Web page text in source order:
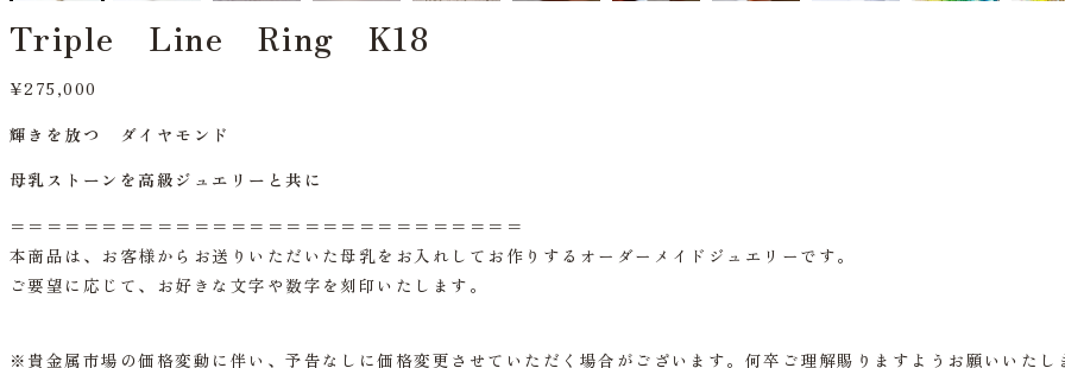
Triple Line Ring K18
¥275,000
輝きを放つ ダイヤモンド
母乳ストーンを高級ジュエリーと共に
＝＝＝＝＝＝＝＝＝＝＝＝＝＝＝＝＝＝＝＝＝＝＝＝＝＝＝＝
本商品は、お客様からお送りいただいた母乳をお入れしてお作りするオーダーメイドジュエリーです。
ご要望に応じて、お好きな文字や数字を刻印いたします。
※貴金属市場の価格変動に伴い、予告なしに価格変更させていただく場合がございます。何卒ご理解賜りますようお願いいたし